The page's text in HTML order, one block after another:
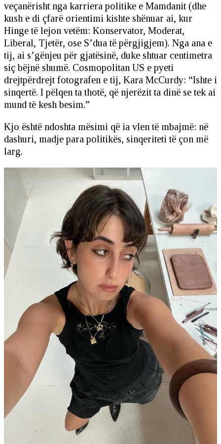
veçanërisht nga karriera politike e Mamdanit (dhe
kush e di çfarë orientimi kishte shënuar ai, kur
Hinge të lejon vetëm: Konservator, Moderat,
Liberal, Tjetër, ose S’dua të përgjigjem). Nga ana e
tij, ai s’gënjeu për gjatësinë, duke shtuar centimetra
siç bëjnë shumë. Cosmopolitan US e pyeti
drejtpërdrejt fotografen e tij, Kara McCurdy: “Ishte i
sinqertë. I pëlqen ta thotë, që njerëzit ta dinë se tek ai
mund të kesh besim.”
Kjo është ndoshta mësimi që ia vlen të mbajmë: në
dashuri, madje para politikës, sinqeriteti të çon më
larg.